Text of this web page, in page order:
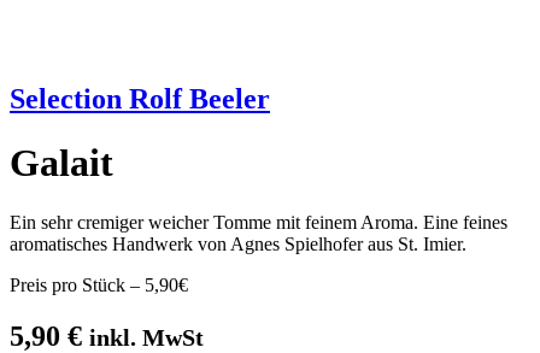
Selection Rolf Beeler
Galait
Ein sehr cremiger weicher Tomme mit feinem Aroma. Eine feines
aromatisches Handwerk von Agnes Spielhofer aus St. Imier.
Preis pro Stück – 5,90€
5,90 € inkl. MwSt